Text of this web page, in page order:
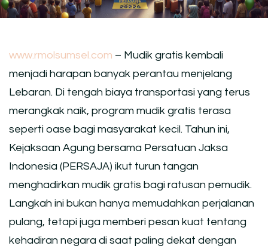
www.rmolsumsel.com – Mudik gratis kembali
menjadi harapan banyak perantau menjelang
Lebaran. Di tengah biaya transportasi yang terus
merangkak naik, program mudik gratis terasa
seperti oase bagi masyarakat kecil. Tahun ini,
Kejaksaan Agung bersama Persatuan Jaksa
Indonesia (PERSAJA) ikut turun tangan
menghadirkan mudik gratis bagi ratusan pemudik.
Langkah ini bukan hanya memudahkan perjalanan
pulang, tetapi juga memberi pesan kuat tentang
kehadiran negara di saat paling dekat dengan